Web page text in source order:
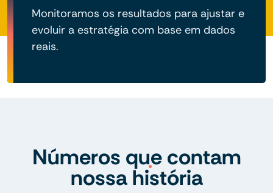
Monitoramos os resultados para ajustar e
evoluir a estratégia com base em dados
reais.
Números que contam
nossa história